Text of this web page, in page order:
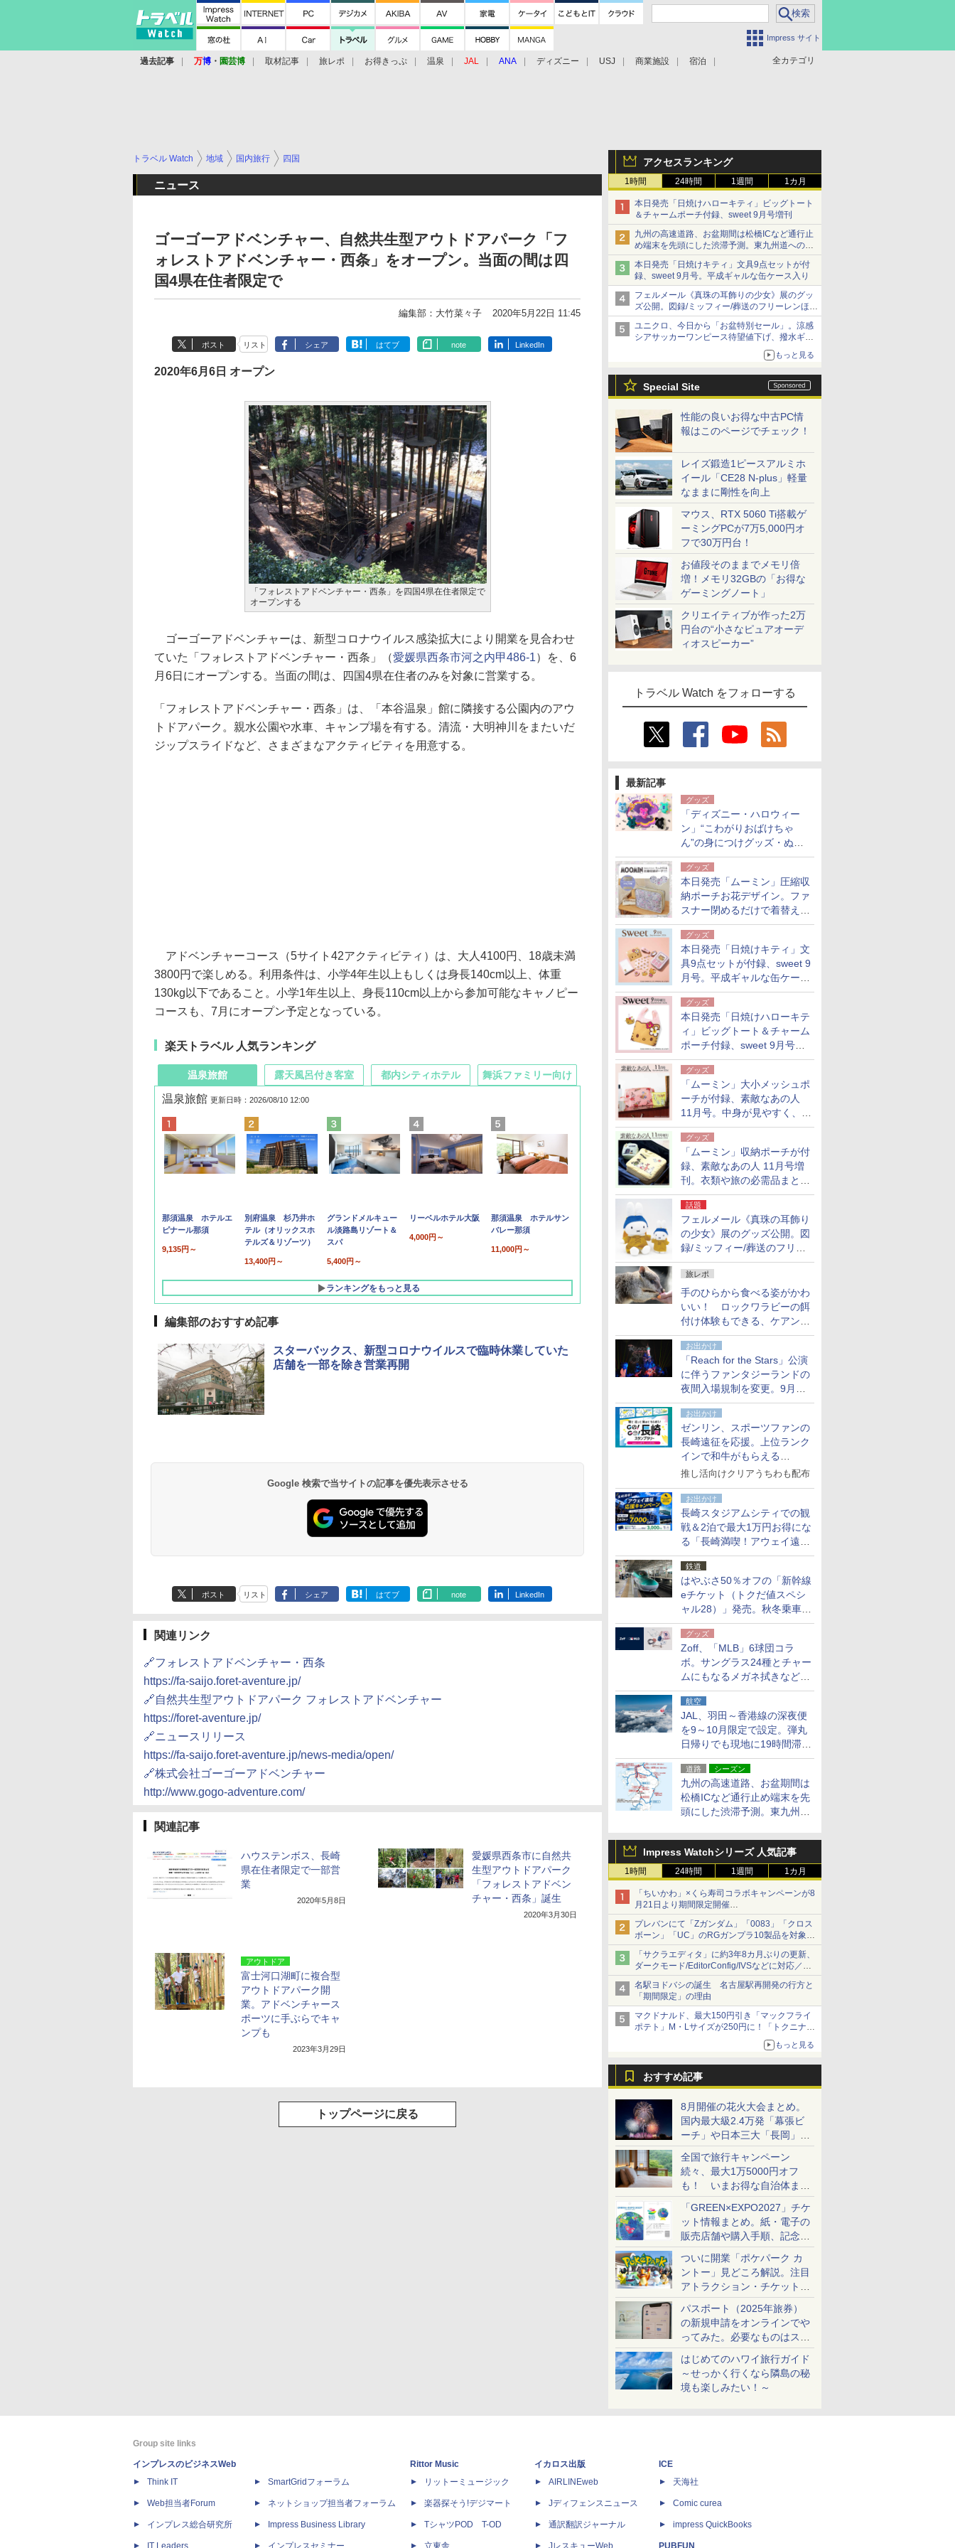
Impress サイト
全カテゴリ
過去記事 万博 ・ 園芸博 取材記事 旅レポ お得きっぷ 温泉 JAL ANA ディズニー USJ 商業施設 宿泊
アクセスランキング
1時間 24時間 1週間 1カ月
本日発売「日焼けハローキティ」ビッグトート
＆チャームポーチ付録、sweet 9月号増刊
九州の高速道路、お盆期間は松橋ICなど通行止
め端末を先頭にした渋滞予測。東九州道への迂
回は料金調整を実施
本日発売「日焼けキティ」文具9点セットが付
録、sweet 9月号。平成ギャルな缶ケース入り
フェルメール《真珠の耳飾りの少女》展のグッ
ズ公開。図録/ミッフィー/葬送のフリーレンほ
か、注目ブランドコラボが実現
ユニクロ、今日から「お盆特別セール」。涼感
シアサッカーワンピース待望値下げ、撥水ギア
もっと見る
Special Site
性能の良いお得な中古PC情
報はこのページでチェック！
レイズ鍛造1ピースアルミホ
イール「CE28 N-plus」軽量
なままに剛性を向上
マウス、RTX 5060 Ti搭載ゲ
ーミングPCが7万5,000円オ
フで30万円台！
お値段そのままでメモリ倍
増！メモリ32GBの「お得な
ゲーミングノート」
クリエイティブが作った2万
円台の“小さなピュアオーデ
ィオスピーカー”
トラベル Watch をフォローする
最新記事
グッズ
「ディズニー・ハロウィー
ン」“こわがりおばけちゃ
ん”の身につけグッズ・ぬい
ぐるみチャームほか、新作グ
ッズが公開
グッズ
本日発売「ムーミン」圧縮収
納ポーチお花デザイン。ファ
スナー閉めるだけで着替え・
荷物がスリムに
グッズ
本日発売「日焼けキティ」文
具9点セットが付録、sweet 9
月号。平成ギャルな缶ケース
入り
グッズ
本日発売「日焼けハローキテ
ィ」ビッグトート＆チャーム
ポーチ付録、sweet 9月号増
刊
グッズ
「ムーミン」大小メッシュポ
ーチが付録、素敵なあの人
11月号。中身が見やすく、温
泉スパにも使える
グッズ
「ムーミン」収納ポーチが付
録、素敵なあの人 11月号増
刊。衣類や旅の必需品まとま
る大小2個セット
話題
フェルメール《真珠の耳飾り
の少女》展のグッズ公開。図
録/ミッフィー/葬送のフリー
レンほか、注目ブランドコラ
ボが実現
旅レポ
手のひらから食べる姿がかわ
いい！ ロックワラビーの餌
付け体験もできる、ケアンズ
でアサートン高原の日本語ガ
イド付きツアーに参加してみ
た
お出かけ
「Reach for the Stars」公演
に伴うファンタジーランドの
夜間入場規制を変更。9月か
ら18時50分～20時ごろに
お出かけ
ゼンリン、スポーツファンの
長崎遠征を応援。上位ランク
インで和牛がもらえる
「GO！GO！長崎スタンプラ
推し活向けクリアうちわも配布
お出かけ
長崎スタジアムシティでの観
戦＆2泊で最大1万円お得にな
る「長崎満喫！アウェイ遠征
応援キャンペーン」
鉄道
はやぶさ50％オフの「新幹線
eチケット（トクだ値スペシ
ャル28）」発売。秋冬乗車
分、えきねっと限定
グッズ
Zoff、「MLB」6球団コラ
ボ。サングラス24種とチャー
ムにもなるメガネ拭きなど雑
貨24種
航空
JAL、羽田～香港線の深夜便
を9～10月限定で設定。弾丸
日帰りでも現地に19時間滞在
できる
道路 シーズン
九州の高速道路、お盆期間は
松橋ICなど通行止め端末を先
頭にした渋滞予測。東九州道
Impress Watchシリーズ 人気記事
1時間 24時間 1週間 1カ月
「ちいかわ」×くら寿司コラボキャンペーンが8
月21日より期間限定開催
オリジナルの湯呑みや寿司皿が景品に登場！
プレバンにて「Zガンダム」「0083」「クロス
ボーン」「UC」のRGガンプラ10製品を対象に
した抽選販売が8月10日11時より実施！
「サクラエディタ」に約3年8カ月ぶりの更新、
ダークモード/EditorConfig/IVSなどに対応／複
数の脆弱性に対処したセキュリティアップデー
ト
名駅ヨドバシの誕生 名古屋駅再開発の行方と
「期間限定」の理由
マクドナルド、最大150円引き「マックフライ
ポテト」M・Lサイズが250円に！「トクニナル
もっと見る
おすすめ記事
8月開催の花火大会まとめ。
国内最大級2.4万発「幕張ビ
ーチ」や日本三大「長岡」な
ど大型イベント目白押し！
全国で旅行キャンペーン
続々、最大1万5000円オフ
も！ いまお得な自治体まと
め
「GREEN×EXPO2027」チケ
ット情報まとめ。紙・電子の
販売店舗や購入手順、記念チ
ケットも解説
ついに開業「ポケパーク カ
ントー」見どころ解説。注目
アトラクション・チケット手
配・来場前に必要な準備は？
パスポート（2025年旅券）
の新規申請をオンラインでや
ってみた。必要なものはスマ
ホとマイナカードのみ
はじめてのハワイ旅行ガイド
～せっかく行くなら隣島の秘
境も楽しみたい！～
トラベル Watch 地域 国内旅行 四国
ニュース
ゴーゴーアドベンチャー、自然共生型アウトドアパーク「フ
ォレストアドベンチャー・西条」をオープン。当面の間は四
国4県在住者限定で
編集部：大竹菜々子 2020年5月22日 11:45
ポスト リスト シェア はてブ note LinkedIn
2020年6月6日 オープン
「フォレストアドベンチャー・西条」を四国4県在住者限定で
オープンする
ゴーゴーアドベンチャーは、新型コロナウイルス感染拡大により開業を見合わせ
ていた「フォレストアドベンチャー・西条」（愛媛県西条市河之内甲486-1）を、6
月6日にオープンする。当面の間は、四国4県在住者のみを対象に営業する。
「フォレストアドベンチャー・西条」は、「本谷温泉」館に隣接する公園内のアウ
トドアパーク。親水公園や水車、キャンプ場を有する。清流・大明神川をまたいだ
ジップスライドなど、さまざまなアクティビティを用意する。
アドベンチャーコース（5サイト42アクティビティ）は、大人4100円、18歳未満
3800円で楽しめる。利用条件は、小学4年生以上もしくは身長140cm以上、体重
130kg以下であること。小学1年生以上、身長110cm以上から参加可能なキャノピー
コースも、7月にオープン予定となっている。
楽天トラベル 人気ランキング
温泉旅館
温泉旅館 更新日時：2026/08/10 12:00
那須温泉 ホテルエ
ピナール那須
9,135円～
別府温泉 杉乃井ホ
テル（オリックスホ
テルズ＆リゾーツ）
13,400円～
グランドメルキュー
ル淡路島リゾート＆
スパ
5,400円～
リーベルホテル大阪
4,000円～
那須温泉 ホテルサン
バレー那須
11,000円～
ランキングをもっと見る
露天風呂付き客室
10,450円～
19,541円～
都内シティホテル 舞浜ファミリー向け
7,950円～
5,758円～
編集部のおすすめ記事
スターバックス、新型コロナウイルスで臨時休業していた
店舗を一部を除き営業再開
Google 検索で当サイトの記事を優先表示させる
ポスト リスト シェア はてブ note LinkedIn
関連リンク
🔗フォレストアドベンチャー・西条
https://fa-saijo.foret-aventure.jp/
🔗自然共生型アウトドアパーク フォレストアドベンチャー
https://foret-aventure.jp/
🔗ニュースリリース
https://fa-saijo.foret-aventure.jp/news-media/open/
🔗株式会社ゴーゴーアドベンチャー
http://www.gogo-adventure.com/
関連記事
ハウステンボス、長崎
県在住者限定で一部営
業
2020年5月8日
愛媛県西条市に自然共
生型アウトドアパーク
「フォレストアドベン
チャー・西条」誕生
2020年3月30日
アウトドア
富士河口湖町に複合型
アウトドアパーク開
業。アドベンチャース
ポーツに手ぶらでキャ
ンプも
2023年3月29日
トップページに戻る
Group site links
インプレスのビジネスWeb
Think IT
Web担当者Forum
インプレス総合研究所
IT Leaders
SmartGridフォーラム
ネットショップ担当者フォーラム
Impress Business Library
インプレスセミナー
Rittor Music
リットーミュージック
楽器探そう!デジマート
TシャツPOD T-OD
立東舎
イカロス出版
AIRLINEweb
Jディフェンスニュース
通訳翻訳ジャーナル
JレスキューWeb
ICE
天海社
Comic curea
impress QuickBooks
PUBFUN